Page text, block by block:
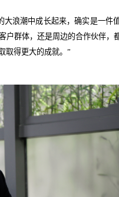
浪潮中成长起来，确实是一件
群体，还是周边的合作伙伴，
取得更大的成就。”